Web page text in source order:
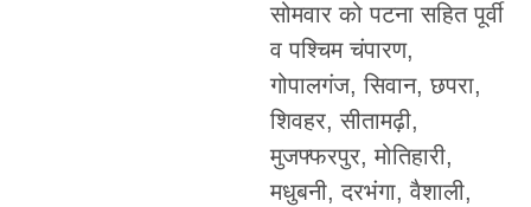
सोमवार को पटना सहित पूर्वी
व पश्चिम चंपारण,
गोपालगंज, सिवान, छपरा,
शिवहर, सीतामढ़ी,
मुजफ्फरपुर, मोतिहारी,
मधुबनी, दरभंगा, वैशाली,